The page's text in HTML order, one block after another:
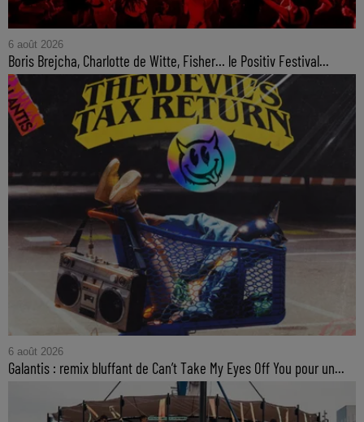
6 août 2026
Boris Brejcha, Charlotte de Witte, Fisher… le Positiv Festival...
6 août 2026
Galantis : remix bluffant de Can’t Take My Eyes Off You pour un...